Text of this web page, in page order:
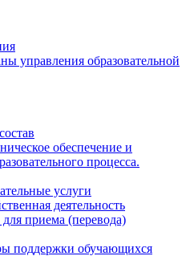
управления образовательной
обеспечение и
процесса.
услуги
деятельность
приема (перевода)
поддержки обучающихся